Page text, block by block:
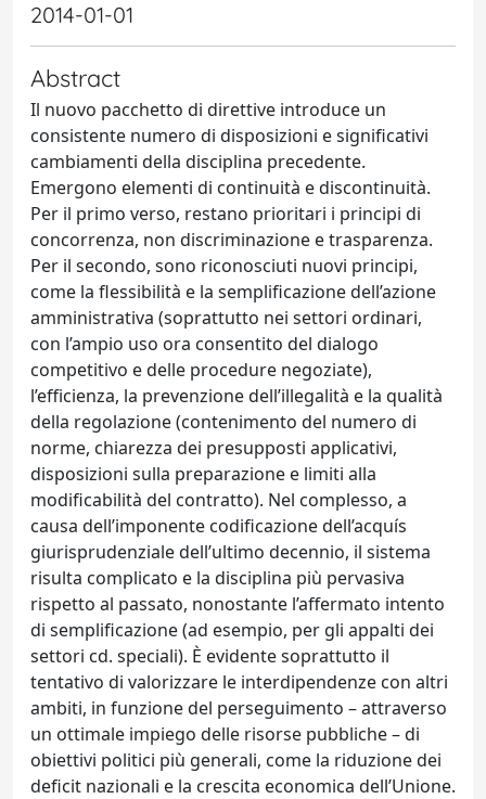
2014-01-01
Abstract
Il nuovo pacchetto di direttive introduce un
consistente numero di disposizioni e significativi
cambiamenti della disciplina precedente.
Emergono elementi di continuità e discontinuità.
Per il primo verso, restano prioritari i principi di
concorrenza, non discriminazione e trasparenza.
Per il secondo, sono riconosciuti nuovi principi,
come la flessibilità e la semplificazione dell’azione
amministrativa (soprattutto nei settori ordinari,
con l’ampio uso ora consentito del dialogo
competitivo e delle procedure negoziate),
l’efficienza, la prevenzione dell’illegalità e la qualità
della regolazione (contenimento del numero di
norme, chiarezza dei presupposti applicativi,
disposizioni sulla preparazione e limiti alla
modificabilità del contratto). Nel complesso, a
causa dell’imponente codificazione dell’acquís
giurisprudenziale dell’ultimo decennio, il sistema
risulta complicato e la disciplina più pervasiva
rispetto al passato, nonostante l’affermato intento
di semplificazione (ad esempio, per gli appalti dei
settori cd. speciali). È evidente soprattutto il
tentativo di valorizzare le interdipendenze con altri
ambiti, in funzione del perseguimento – attraverso
un ottimale impiego delle risorse pubbliche – di
obiettivi politici più generali, come la riduzione dei
deficit nazionali e la crescita economica dell’Unione.